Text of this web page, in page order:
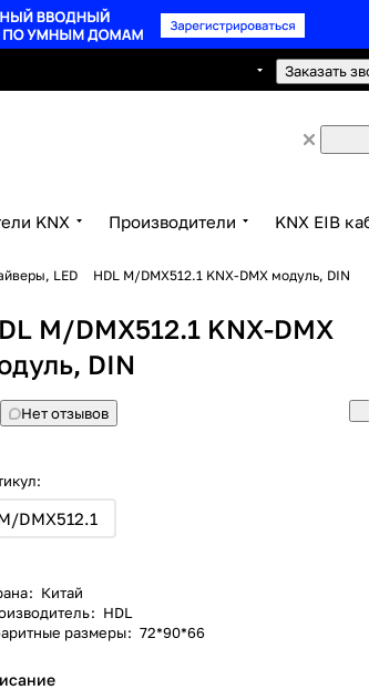
Заказать
KNX Производители KNX EIB
LED HDL M/DMX512.1 KNX-DMX модуль, DIN
M/DMX512.1 KNX-DMX
DIN
Нет отзывов
DMX512.1
: Китай
: HDL
размеры: 72*90*66